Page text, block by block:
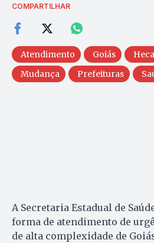
COMPARTILHAR
Atendimento Goiás
Mudança
Prefeituras
A Secretaria Estadual de
forma de atendimento de
de alta complexidade de